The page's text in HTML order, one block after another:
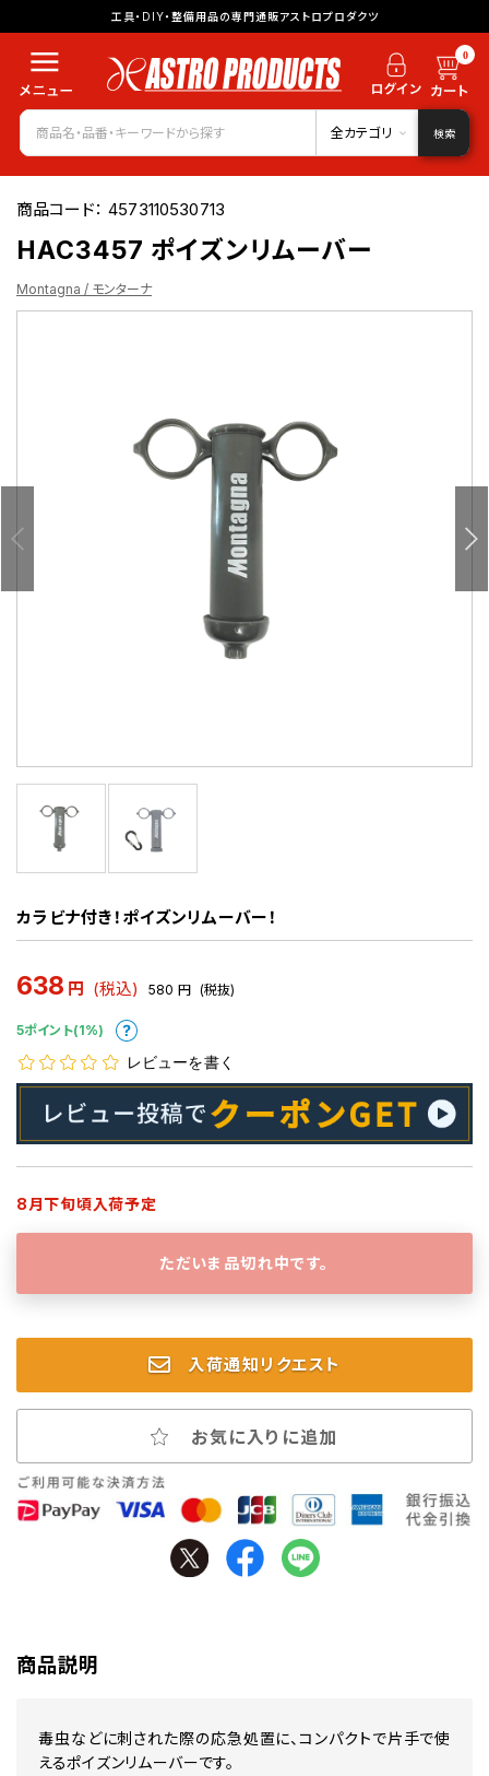
工具・DIY・整備用品の専門通販アストロプロダクツ
0
全カテゴリ 検索
商品コード：4573110530713
HAC3457 ポイズンリムーバー
Montagna / モンターナ
カラビナ付き！ポイズンリムーバー！
638 円 (税込) 580 円 (税抜)
5ポイント(1%)
レビューを書く
8月下旬頃入荷予定
ただいま品切れ中です。
入荷通知リクエスト
お気に入りに追加
商品説明
毒虫などに刺された際の応急処置に、コンパクトで片手で使
えるポイズンリムーバーです。